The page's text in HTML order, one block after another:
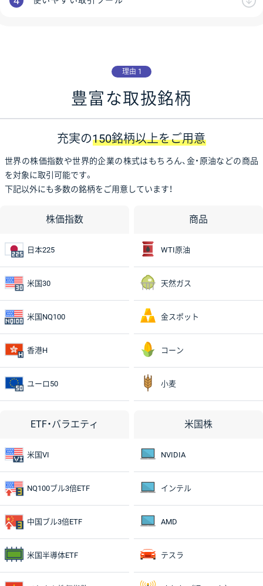
理由 1
豊富な取扱銘柄
充実の150銘柄以上をご用意
世界の株価指数や世界的企業の株式はもちろん、金・原油などの商品
を対象に取引可能です。
下記以外にも多数の銘柄をご用意しています！
株価指数
日本225
米国30
米国NQ100
香港H
ユーロ50
商品
WTI原油
天然ガス
金スポット
コーン
小麦
ETF・バラエティ
米国VI
NQ100ブル3倍ETF
中国ブル3倍ETF
米国半導体ETF
米国株
NVIDIA
インテル
AMD
テスラ